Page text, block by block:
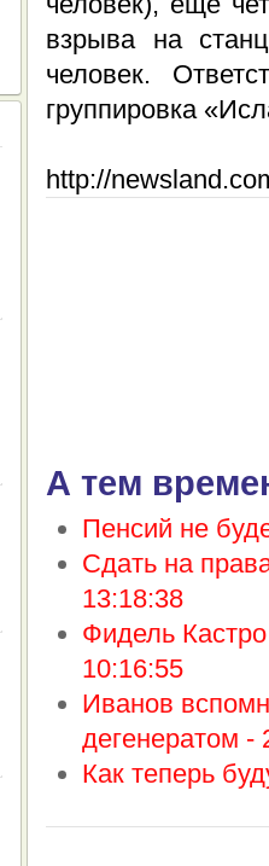
взрыва на
человек.
группировка
http://
А тем
Пенсий не
Сдать на
13:18:38
Фидель
10:16:55
Иванов
дегенератом -
Как теперь